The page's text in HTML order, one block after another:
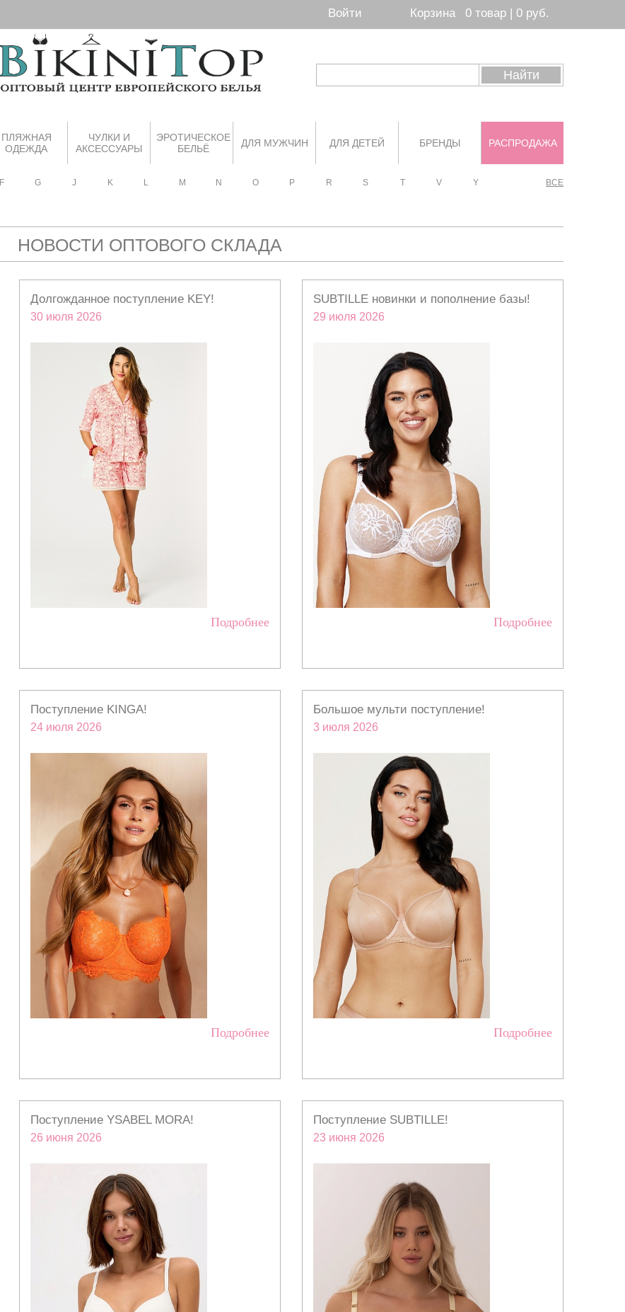
Войти Корзина 0 товар | 0 руб.
ПЛЯЖНАЯ
ОДЕЖДА
ЧУЛКИ И
АКСЕССУАРЫ
ЭРОТИЧЕСКОЕ
БЕЛЬЁ
ДЛЯ МУЖЧИН ДЛЯ ДЕТЕЙ БРЕНДЫ РАСПРОДАЖА
F G J K L M N O P R S T V Y ВСЕ
НОВОСТИ ОПТОВОГО СКЛАДА
Долгожданное поступление KEY!
30 июля 2026
Подробнее
Поступление KINGA!
24 июля 2026
Подробнее
Поступление YSABEL MORA!
26 июня 2026
SUBTILLE новинки и пополнение базы!
29 июля 2026
Подробнее
Большое мульти поступление!
3 июля 2026
Подробнее
Поступление SUBTILLE!
23 июня 2026